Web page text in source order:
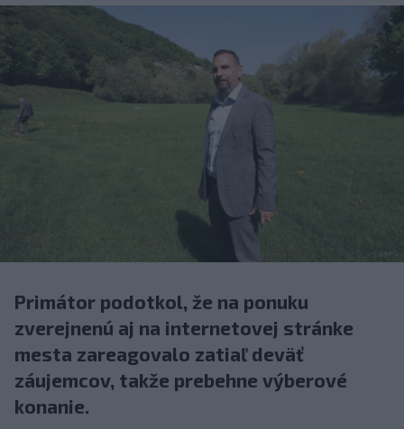
Primátor podotkol, že na ponuku
zverejnenú aj na internetovej stránke
mesta zareagovalo zatiaľ deväť
záujemcov, takže prebehne výberové
konanie.